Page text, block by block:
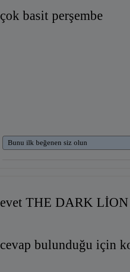
çok basit perşembe
Bunu ilk beğenen siz olun
evet THE DARK LİON
cevap bulunduğu için